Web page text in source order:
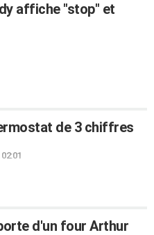
affiche "stop" et
de 3 chiffres
d'un four Arthur